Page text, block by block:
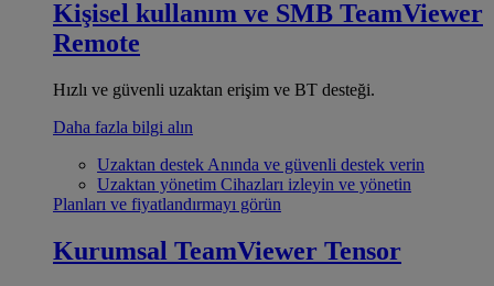
Kişisel kullanım ve SMB TeamViewer
Remote
Hızlı ve güvenli uzaktan erişim ve BT desteği.
Daha fazla bilgi alın
Uzaktan destek Anında ve güvenli destek verin
Uzaktan yönetim Cihazları izleyin ve yönetin
Planları ve fiyatlandırmayı görün
Kurumsal TeamViewer Tensor